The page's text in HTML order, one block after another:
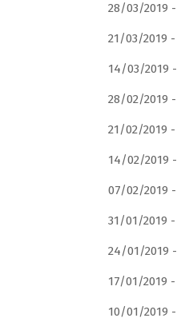
28/03/2019 -
21/03/2019 -
14/03/2019 -
28/02/2019 -
21/02/2019 -
14/02/2019 -
07/02/2019 -
31/01/2019 -
24/01/2019 -
17/01/2019 -
10/01/2019 -